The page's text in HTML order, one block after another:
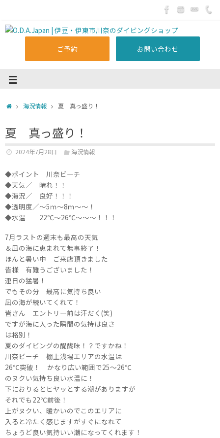
ご予約 お問い合わせ
海況情報 夏 真っ盛り！
夏 真っ盛り！
2024年7月28日 海況情報
◆ポイント 川奈ビーチ
◆天気／ 晴れ！！
◆海況／ 良好！！！
◆透明度／～5ｍ～8ｍ～～！
◆水温 22℃～26℃～～～！！！
7月ラストの週末も最高の天気
＆凪の海に恵まれて無事終了！
ほんと暑い中 ご来店頂きました
皆様 有難うございました！
連日の猛暑！
でもその分 最高に気持ち良い
凪の海が続いてくれて！
皆さん エントリー前は汗だく(笑)
ですが海に入った瞬間の気持は良さ
は格別！
夏のダイビングの醍醐味！？ですかね！
川奈ビーチ 棚上浅場エリアの水温は
26℃突破！ かなり広い範囲で25～26℃
のヌクい気持ち良い水温に！
下におりるとヒヤッとする潮がありますが
それでも22℃前後！
上がヌクい、暖かいのでこのエリアに
入ると冷たく感じますがすぐになれて
ちょうど良い気持いい潮になってくれます！